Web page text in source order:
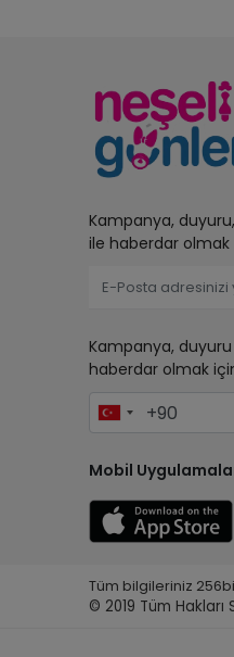
Kampanya,
ile haberdar
Kampanya,
haberdar olmak
Mobil
Tüm bilgileriniz
© 2019 Tüm Hakları